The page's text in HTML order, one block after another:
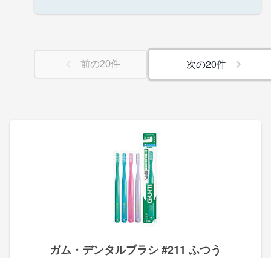
ガム・デンタルブラシ #211 ふつう
前の20件 次の20件